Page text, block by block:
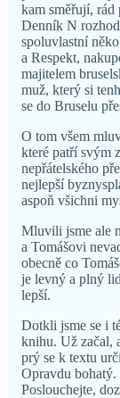
kam směřují, rád
Denník N
spoluvlastní
a Respekt,
majitelem
muž, který si
se do Bruselu
O tom všem
které patří svým
nepřátelského
nejlepší
aspoň všichni
Mluvili jsme ale
a Tomášovi
obecně co
je levný a plný
lepší.
Dotkli jsme se i
knihu. Už začal,
prý se k textu
Opravdu bohatý.
Poslouchejte,